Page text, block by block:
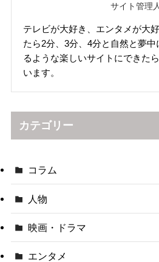
サイト管理人
テレビが大好き、エンタメが大
たら2分、3分、4分と自然と夢
るような楽しいサイトにできた
います。
カテゴリー
コラム
人物
映画・ドラマ
エンタメ